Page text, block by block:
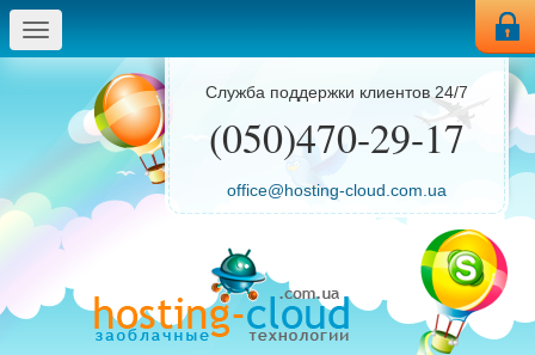
Меню
Служба поддержки клиентов 24/7
(050)470-29-17
office@hosting-cloud.com.ua